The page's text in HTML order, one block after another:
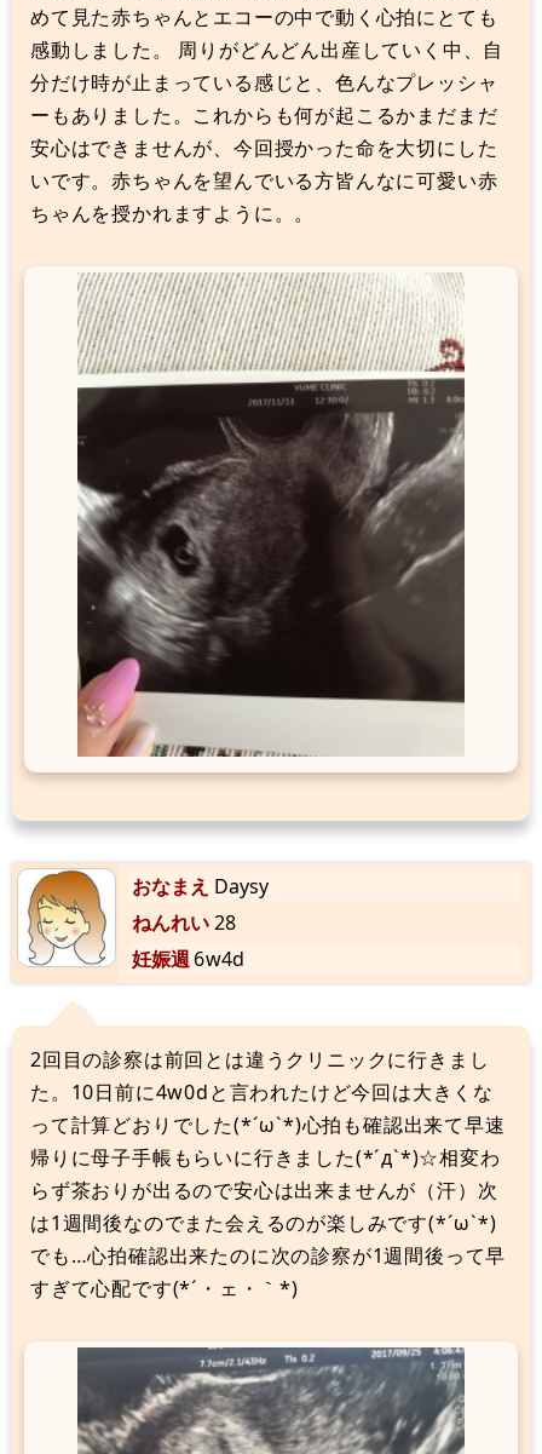
めて見た赤ちゃんとエコーの中で動く心拍にとても
感動しました。 周りがどんどん出産していく中、自
分だけ時が止まっている感じと、色んなプレッシャ
ーもありました。これからも何が起こるかまだまだ
安心はできませんが、今回授かった命を大切にした
いです。赤ちゃんを望んでいる方皆んなに可愛い赤
ちゃんを授かれますように。。
おなまえ Daysy
ねんれい28
妊娠週6w4d
2回目の診察は前回とは違うクリニックに行きまし
た。10日前に4w0dと言われたけど今回は大きくな
って計算どおりでした(*´ω`*)心拍も確認出来て早速
帰りに母子手帳もらいに行きました(*´д`*)☆相変わ
らず茶おりが出るので安心は出来ませんが（汗）次
は1週間後なのでまた会えるのが楽しみです(*´ω`*)
でも…心拍確認出来たのに次の診察が1週間後って早
すぎて心配です(*´・ェ・｀*)